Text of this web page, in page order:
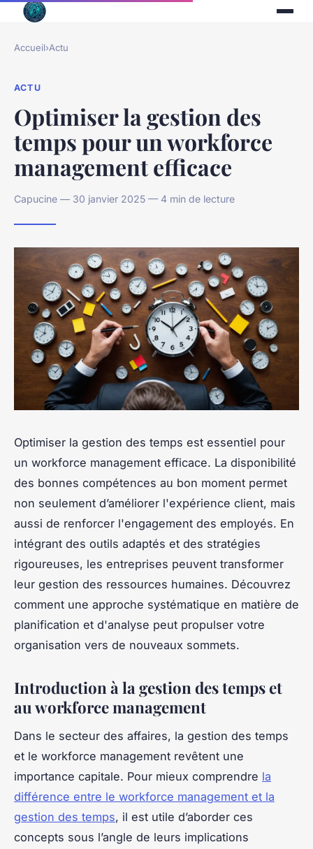
Accueil›Actu
ACTU
Optimiser la gestion des
temps pour un workforce
management efficace
Capucine — 30 janvier 2025 — 4 min de lecture
Optimiser la gestion des temps est essentiel pour
un workforce management efficace. La disponibilité
des bonnes compétences au bon moment permet
non seulement d’améliorer l'expérience client, mais
aussi de renforcer l'engagement des employés. En
intégrant des outils adaptés et des stratégies
rigoureuses, les entreprises peuvent transformer
leur gestion des ressources humaines. Découvrez
comment une approche systématique en matière de
planification et d'analyse peut propulser votre
organisation vers de nouveaux sommets.
Introduction à la gestion des temps et
au workforce management
Dans le secteur des affaires, la gestion des temps
et le workforce management revêtent une
importance capitale. Pour mieux comprendre la
différence entre le workforce management et la
gestion des temps, il est utile d’aborder ces
concepts sous l’angle de leurs implications